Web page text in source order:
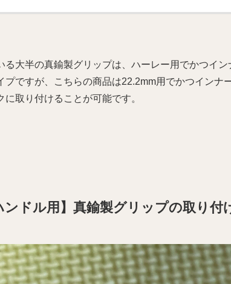
る大半の真鍮製グリップは、ハーレー用でかつイ
プですが、こちらの商品は22.2mm用でかつインナ
に取り付けることが可能です。
ンドル用】真鍮製グリップの取り付